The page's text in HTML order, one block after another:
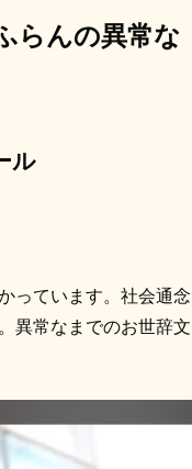
らんの異常な
ル
っています。社会通念
異常なまでのお世辞文